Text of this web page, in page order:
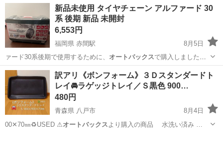
新潟 新潟市 新津駅 タイヤ、ホイール
新品未使用 タイヤチェーン アルファード 30
系 後期 新品 未開封
6,553円
福岡県 赤間駅
8月5日
ァード30系後期で使用するために、 オートバックスで購入しました。
使うことがなく、…
福岡 宗像市 赤間駅 車のパーツ タイヤチェーン
訳アリ《ボンフォーム》３Ｄスタンダードト
レイ🚘️ラゲッジトレイ／Ｓ黒色 900…
480円
青森県 八戸市
8月4日
00✕70㎜♻️USED ⚠オートバックスより購入の商品 水洗い済み …